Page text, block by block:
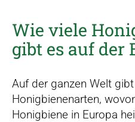
Wie viele
gibt es auf der
Auf der ganzen Welt
Honigbienenarten,
Honigbiene in Europa